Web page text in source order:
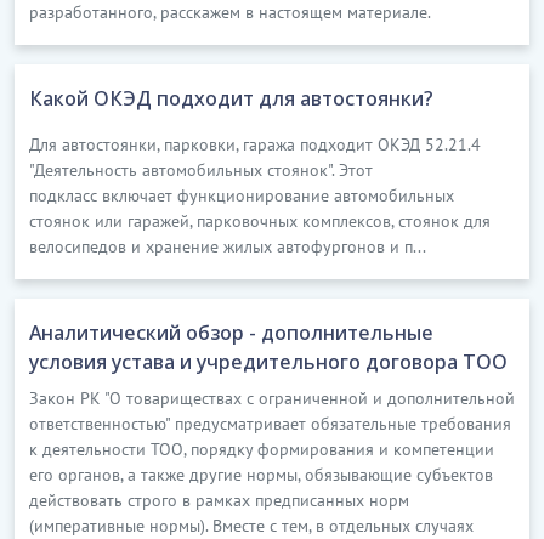
разработанного, расскажем в настоящем материале.
Какой ОКЭД подходит для автостоянки?
Для автостоянки, парковки, гаража подходит ОКЭД 52.21.4
"Деятельность автомобильных стоянок". Этот
подкласс включает функционирование автомобильных
стоянок или гаражей, парковочных комплексов, стоянок для
велосипедов и хранение жилых автофургонов и п...
Аналитический обзор - дополнительные
условия устава и учредительного договора ТОО
Закон РК "О товариществах с ограниченной и дополнительной
ответственностью" предусматривает обязательные требования
к деятельности ТОО, порядку формирования и компетенции
его органов, а также другие нормы, обязывающие субъектов
действовать строго в рамках предписанных норм
(императивные нормы). Вместе с тем, в отдельных случаях